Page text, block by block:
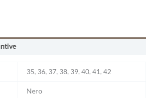
35, 36, 37, 38, 39, 40, 41, 42
Nero